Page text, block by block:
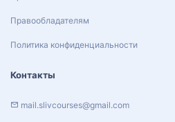
Правообладателям
Политика конфиденциальности
Контакты
mail.slivcourses@gmail.com